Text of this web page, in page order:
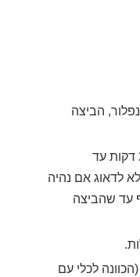
הביצה
טורפים הכל בעזרת מטרפה כ2 דקות עד
לדאוג אם נהיה
עד שהביצה
לכלי עם